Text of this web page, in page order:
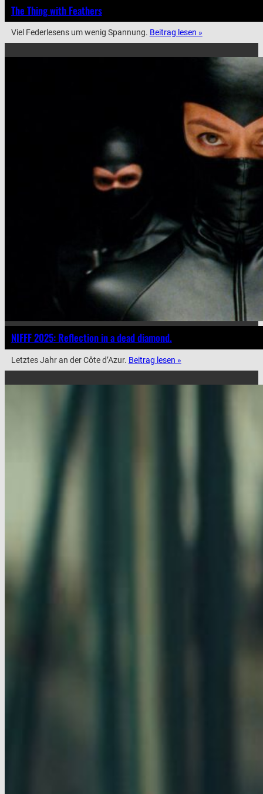
The Thing with Feathers
Viel Federlesens um wenig Spannung. Beitrag lesen »
NIFFF 2025: Reflection in a dead diamond.
Letztes Jahr an der Côte d’Azur. Beitrag lesen »